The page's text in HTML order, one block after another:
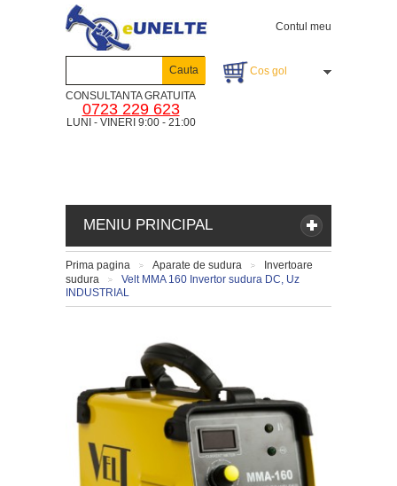
Contul meu
Cos gol
MENIU PRINCIPAL
CONSULTANTA GRATUITA
0723 229 623
LUNI - VINERI 9:00 - 21:00
Cauta
Prima pagina
>
Aparate de sudura
>
Invertoare
sudura
>
Velt MMA 160 Invertor sudura DC, Uz
INDUSTRIAL